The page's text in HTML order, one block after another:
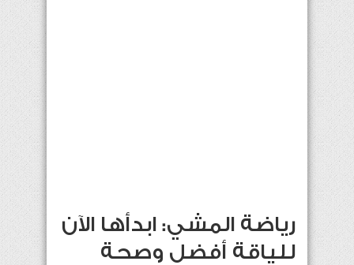
رياضة المشي: ابدأها الآن
للياقة أفضل وصحة